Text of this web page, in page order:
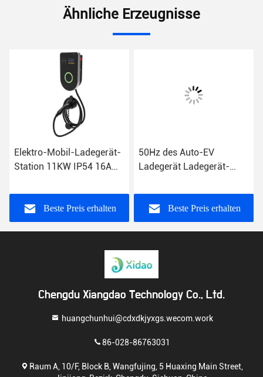
Ähnliche Erzeugnisse
Elektro-Mobil-Ladegerät-
Station 11KW IP54 16A
Beste Preis erhalten
50Hz des Auto-EV
Ladegerät Ladegerät-
aufladendes des
Ausgangs7kw
Beste Preis erhalten
Chengdu Xiangdao Technology Co., Ltd.
huangchunhui@cdxdkjyxgs.wecom.work
86-028-86763031
Raum A, 10/F, Block B, Wangfujing, 5 Huaxing Main Street,